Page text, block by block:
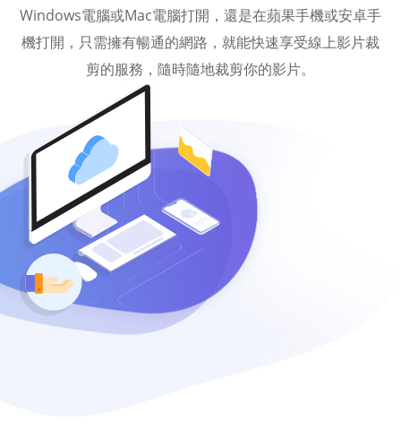
Windows電腦或Mac電腦打開，還是在蘋果手機或安卓手
機打開，只需擁有暢通的網路，就能快速享受線上影片裁
剪的服務，隨時隨地裁剪你的影片。